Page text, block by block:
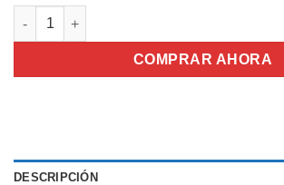
ESCUADRA ABATIBLE DE 30x30 cantidad
COMPRAR AHORA
DESCRIPCIÓN